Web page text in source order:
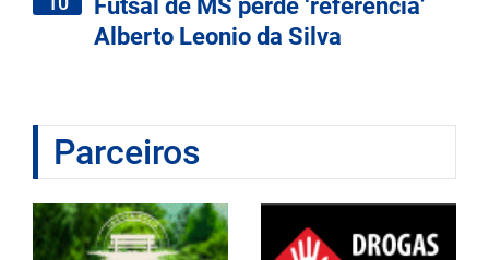
Futsal de MS perde ‘referência’
Alberto Leonio da Silva
Parceiros